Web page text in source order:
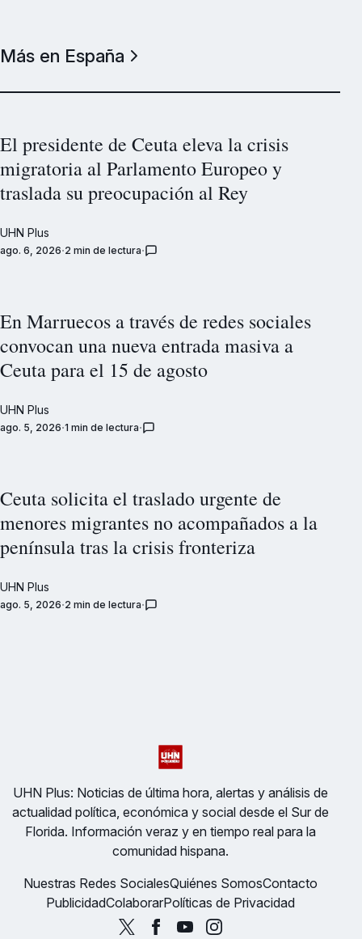
Más en España
El presidente de Ceuta eleva la crisis
migratoria al Parlamento Europeo y
traslada su preocupación al Rey
UHN Plus
ago. 6, 2026 2 min de lectura
En Marruecos a través de redes sociales
convocan una nueva entrada masiva a
Ceuta para el 15 de agosto
UHN Plus
ago. 5, 2026 1 min de lectura
Ceuta solicita el traslado urgente de
menores migrantes no acompañados a la
península tras la crisis fronteriza
UHN Plus
ago. 5, 2026 2 min de lectura
UHN Plus: Noticias de última hora, alertas y análisis de
actualidad política, económica y social desde el Sur de
Florida. Información veraz y en tiempo real para la
comunidad hispana.
Nuestras Redes SocialesQuiénes SomosContacto
PublicidadColaborarPolíticas de Privacidad